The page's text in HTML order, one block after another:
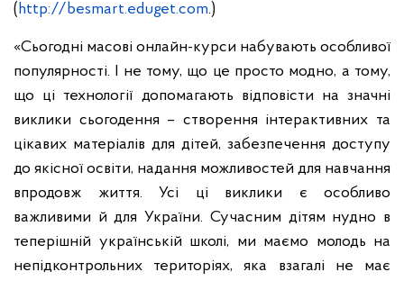
(http://besmart.eduget.com.)
«Сьогодні масові онлайн-курси набувають особливої
популярності. І не тому, що це просто модно, а тому,
що ці технології допомагають відповісти на значні
виклики сьогодення – створення інтерактивних та
цікавих матеріалів для дітей, забезпечення доступу
до якісної освіти, надання можливостей для навчання
впродовж життя. Усі ці виклики є особливо
важливими й для України. Сучасним дітям нудно в
теперішній українській школі, ми маємо молодь на
непідконтрольних територіях, яка взагалі не має